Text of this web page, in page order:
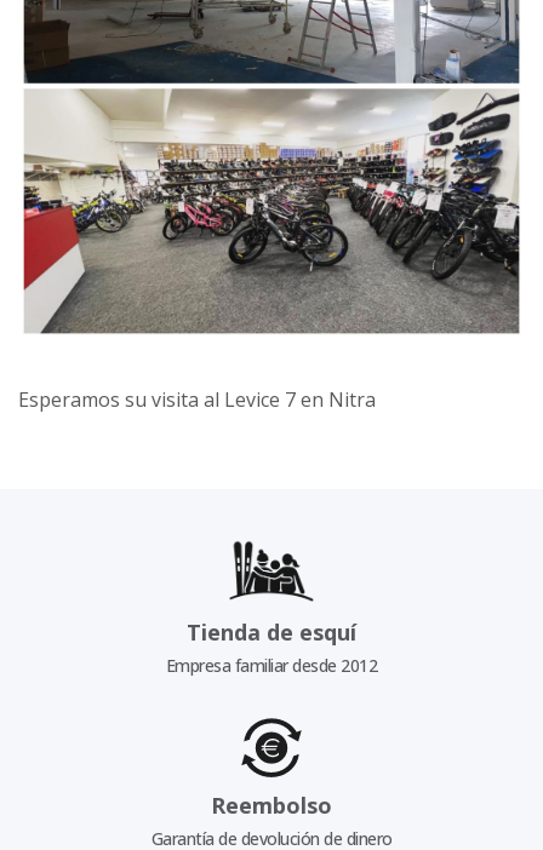
Esperamos su visita al Levice 7 en Nitra
Tienda de esquí
Empresa familiar desde 2012
Reembolso
Garantía de devolución de dinero